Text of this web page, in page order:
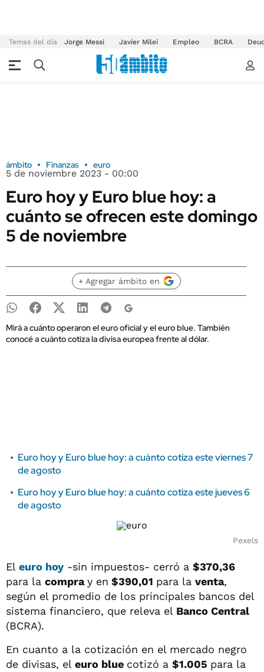
Temas del día Jorge Messi Javier Milei Empleo BCRA
ámbito Finanzas euro
5 de noviembre 2023 - 00:00
Euro hoy y Euro blue hoy: a
cuánto se ofrecen este domingo
5 de noviembre
+ Agregar ámbito en
Mirá a cuánto operaron el euro oficial y el euro blue. También
conocé a cuánto cotiza la divisa europea frente al dólar.
Euro hoy y Euro blue hoy: a cuánto cotiza este viernes 7
de agosto
Euro hoy y Euro blue hoy: a cuánto cotiza este jueves 6
de agosto
Pexels
El euro hoy -sin impuestos- cerró a $370,36
para la compray en $390,01 para la venta,
según el promedio de los principales bancos del
sistema financiero, que releva el Banco Central
(BCRA).
En cuanto a la cotización en el mercado negro
de divisas, el euro blue cotizó a $1.005 para la